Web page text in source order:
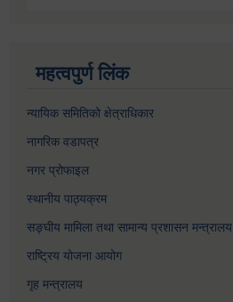
महत्वपुर्ण लिंक
न्यायिक समितिको क्षेत्राधिकार
नागरिक वडापत्र
नगर प्रोफाइल
स्थानीय पाठ्यक्रम
सङ्घीय मामिला तथा सामान्य प्रशासन मन्त्रालय
राष्ट्रिय योजना आयोग
गृह मन्त्रालय